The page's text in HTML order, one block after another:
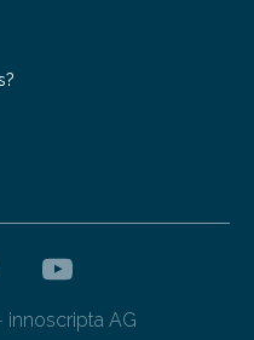
AG